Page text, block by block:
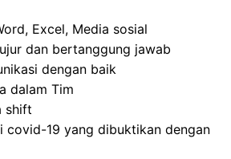
Excel, Media sosial
dan bertanggung jawab
dengan baik
dalam Tim
shift
covid-19 yang dibuktikan dengan